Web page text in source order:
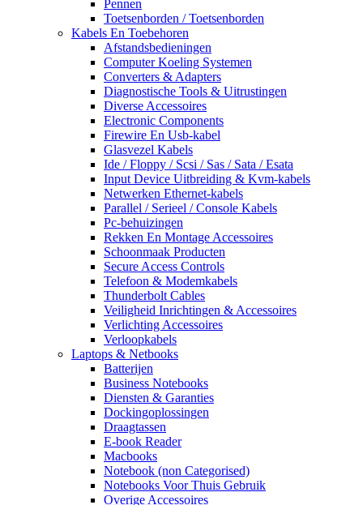
Pennen
Toetsenborden / Toetsenborden
Kabels En Toebehoren
Afstandsbedieningen
Computer Koeling Systemen
Converters & Adapters
Diagnostische Tools & Uitrustingen
Diverse Accessoires
Electronic Components
Firewire En Usb-kabel
Glasvezel Kabels
Ide / Floppy / Scsi / Sas / Sata / Esata
Input Device Uitbreiding & Kvm-kabels
Netwerken Ethernet-kabels
Parallel / Serieel / Console Kabels
Pc-behuizingen
Rekken En Montage Accessoires
Schoonmaak Producten
Secure Access Controls
Telefoon & Modemkabels
Thunderbolt Cables
Veiligheid Inrichtingen & Accessoires
Verlichting Accessoires
Verloopkabels
Laptops & Netbooks
Batterijen
Business Notebooks
Diensten & Garanties
Dockingoplossingen
Draagtassen
E-book Reader
Macbooks
Notebook (non Categorised)
Notebooks Voor Thuis Gebruik
Overige Accessoires